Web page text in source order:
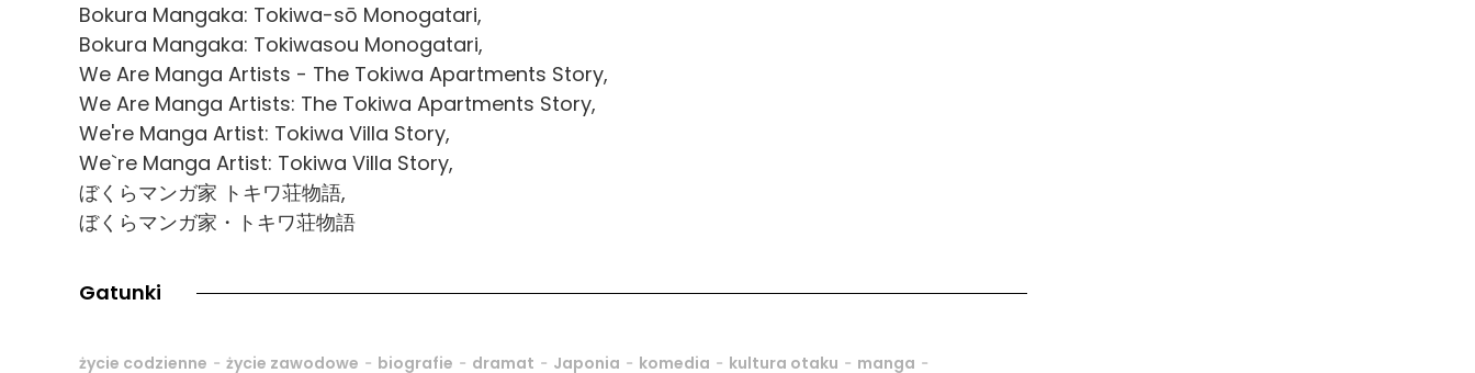
Bokura Mangaka: Tokiwa-sō Monogatari,
Bokura Mangaka: Tokiwasou Monogatari,
We Are Manga Artists - The Tokiwa Apartments Story,
We Are Manga Artists: The Tokiwa Apartments Story,
We're Manga Artist: Tokiwa Villa Story,
We`re Manga Artist: Tokiwa Villa Story,
ぼくらマンガ家 トキワ荘物語,
ぼくらマンガ家・トキワ荘物語
Gatunki
życie codzienne - życie zawodowe - biografie - dramat - Japonia - komedia - kultura otaku - manga -